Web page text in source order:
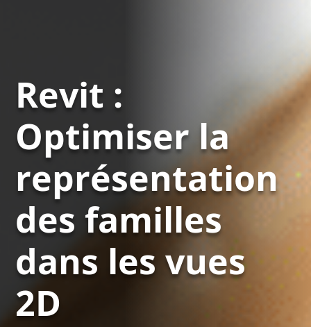
Revit :
Optimiser la
représentation
des familles
dans les vues
2D